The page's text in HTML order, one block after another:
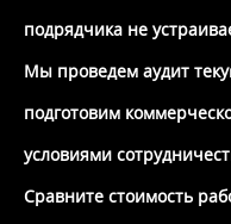
подрядчика не
Мы проведем аудит
подготовим
условиями
Сравните стоимость